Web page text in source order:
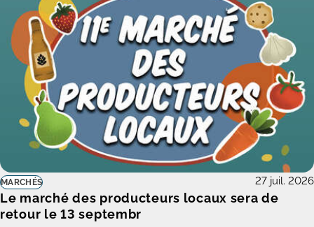
Le marché des producteurs locaux sera de
retour le 13 septembr
MARCHÉS 27 juil. 2026